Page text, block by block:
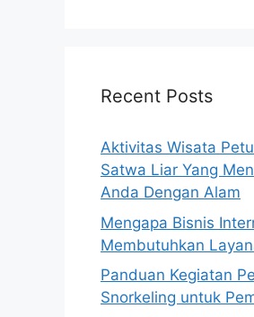
Recent Posts
Aktivitas Wisata
Satwa Liar Yang
Anda Dengan Alam
Mengapa Bisnis
Membutuhkan
Panduan Kegiatan
Snorkeling untuk